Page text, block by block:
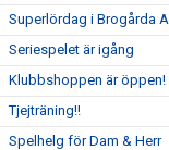
Superlördag i Brogårda
Seriespelet är igång
Klubbshoppen är öppen!
Tjejträning!!
Spelhelg för Dam & Herr